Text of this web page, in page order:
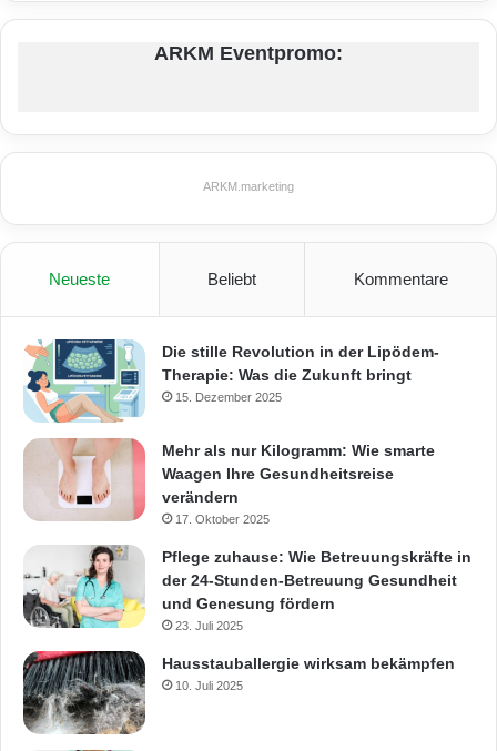
ARKM Eventpromo:
ARKM.marketing
Neueste Beliebt Kommentare
Die stille Revolution in der Lipödem-
Therapie: Was die Zukunft bringt
15. Dezember 2025
Mehr als nur Kilogramm: Wie smarte
Waagen Ihre Gesundheitsreise
verändern
17. Oktober 2025
Pflege zuhause: Wie Betreuungskräfte in
der 24-Stunden-Betreuung Gesundheit
und Genesung fördern
23. Juli 2025
Hausstauballergie wirksam bekämpfen
10. Juli 2025